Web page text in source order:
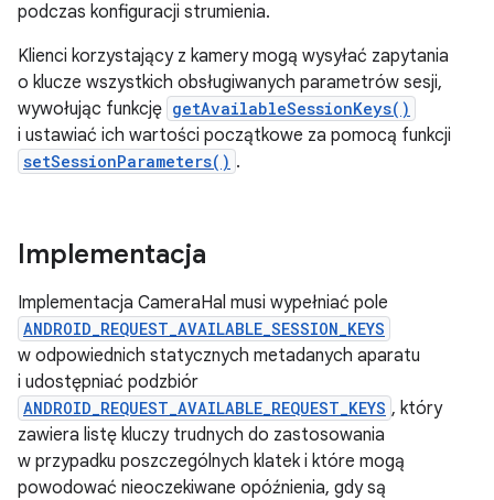
podczas konfiguracji strumienia.
Klienci korzystający z kamery mogą wysyłać zapytania
o klucze wszystkich obsługiwanych parametrów sesji,
wywołując funkcję getAvailableSessionKeys()
i ustawiać ich wartości początkowe za pomocą funkcji
setSessionParameters() .
Implementacja
Implementacja CameraHal musi wypełniać pole
ANDROID_REQUEST_AVAILABLE_SESSION_KEYS
w odpowiednich statycznych metadanych aparatu
i udostępniać podzbiór
ANDROID_REQUEST_AVAILABLE_REQUEST_KEYS , który
zawiera listę kluczy trudnych do zastosowania
w przypadku poszczególnych klatek i które mogą
powodować nieoczekiwane opóźnienia, gdy są